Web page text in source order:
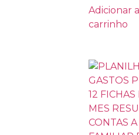
5
Adicionar
carrinho